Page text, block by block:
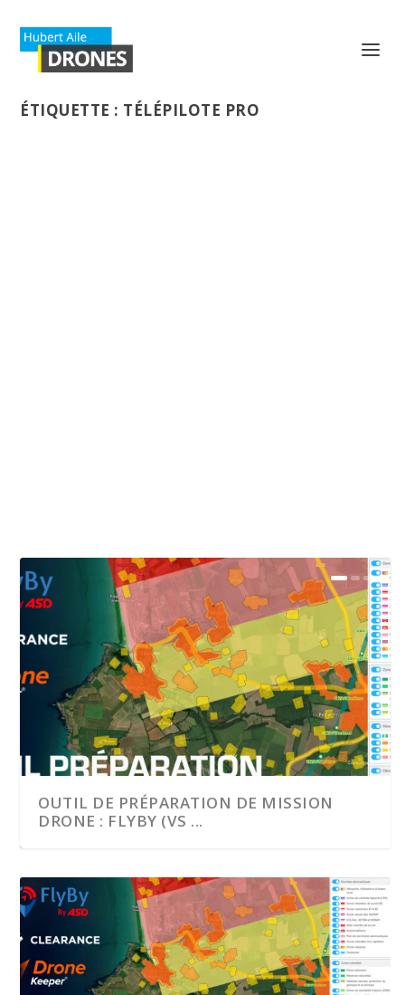
ÉTIQUETTE : TÉLÉPILOTE PRO
OUTIL DE PRÉPARATION DE MISSION
DRONE : FLYBY (VS ...